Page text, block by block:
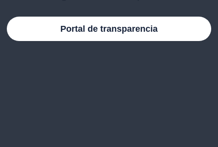
Portal de transparencia